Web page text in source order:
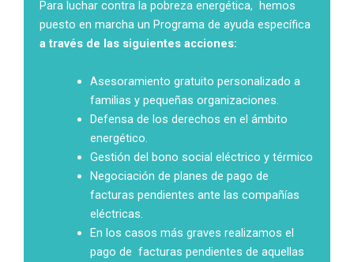
Para luchar contra la pobreza energética, hemos
puesto en marcha un Programa de ayuda específica
a través de las siguientes acciones:
Asesoramiento gratuito personalizado a
familias y pequeñas organizaciones.
Defensa de los derechos en el ámbito
energético.
Gestión del bono social eléctrico y térmico
Negociación de planes de pago de
facturas pendientes ante las compañías
eléctricas.
En los casos más graves realizamos el
pago de facturas pendientes de aquellas